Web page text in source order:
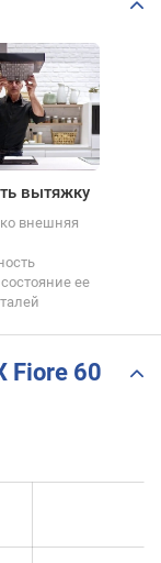
Как почистить вытяжку
внешняя
ее
Fiore 60